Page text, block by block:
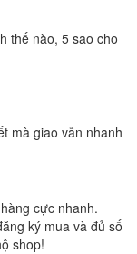
thế nào, 5 sao cho
mà giao vẫn nhanh
cực nhanh.
ký mua và đủ số
shop!